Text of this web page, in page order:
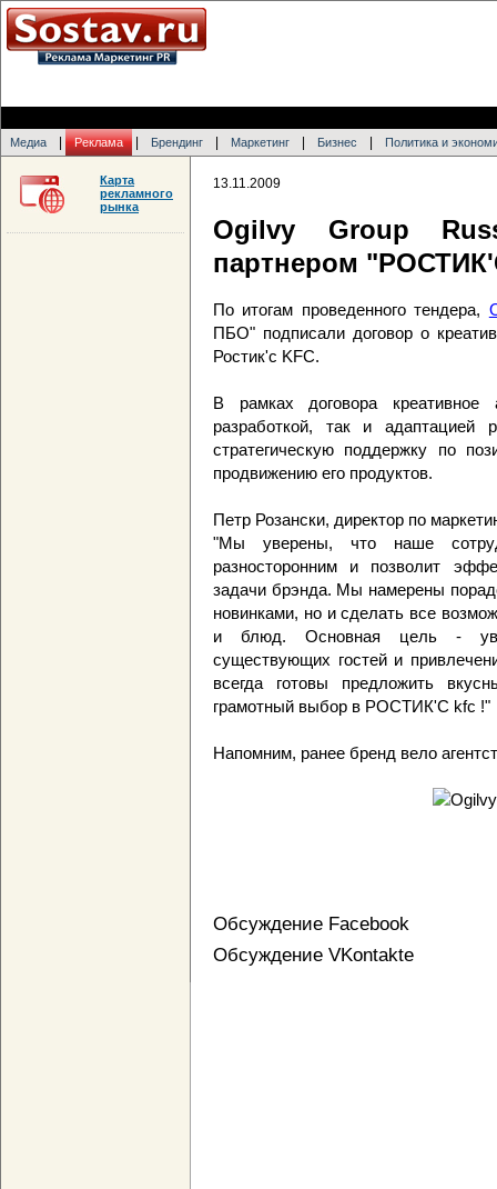
Медиа Реклама Брендинг Маркетинг Бизнес Политика и
13.11.2009
Ogilvy Group
партнером
По итогам проведенного тендера,
ПБО" подписали договор о
Ростик'c KFC.
В рамках договора креативное
разработкой, так и адаптацией
стратегическую поддержку по
продвижению его продуктов.
Петр Розански, директор по
"Мы уверены, что наше
разносторонним и позволит
задачи брэнда. Мы намерены
новинками, но и сделать все
и блюд. Основная цель -
существующих гостей и
всегда готовы предложить
грамотный выбор в РОСТИК'C kfc !"
Напомним, ранее бренд вело
Обсуждение Facebook
Обсуждение VKontakte
Карта
рекламного
рынка